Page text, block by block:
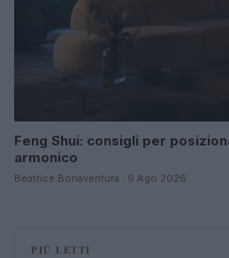
Feng Shui: consigli per
armonico
Beatrice Bonaventura · 9 Ago 2026
PIÙ LETTI